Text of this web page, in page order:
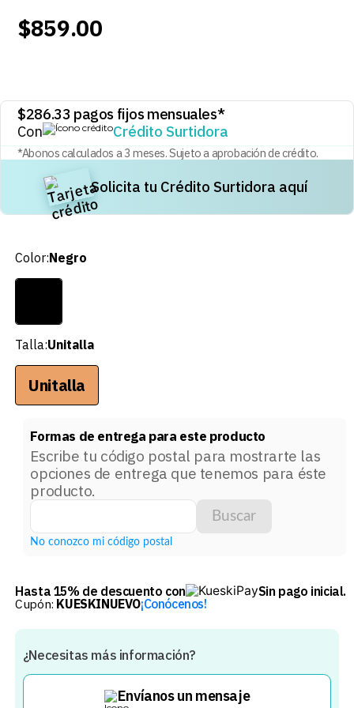
8
9
$859.00
$286.33 pagos fijos mensuales*
Con
Crédito Surtidora
*Abonos calculados a 3 meses. Sujeto a aprobación de crédito.
Solicita tu Crédito Surtidora aquí
Color:Negro
Talla:Unitalla
Unitalla
Formas de entrega para este producto
Escribe tu código postal para mostrarte las
opciones de entrega que tenemos para éste
producto.
Buscar
No conozco mi código postal
Hasta 15% de descuento con
Sin pago inicial.
Cupón: KUESKINUEVO¡Conócenos!
¿Necesitas más información?
Envíanos un mensaje